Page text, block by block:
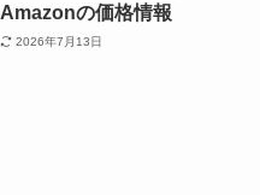
Amazonの価格情報
2026年7月13日